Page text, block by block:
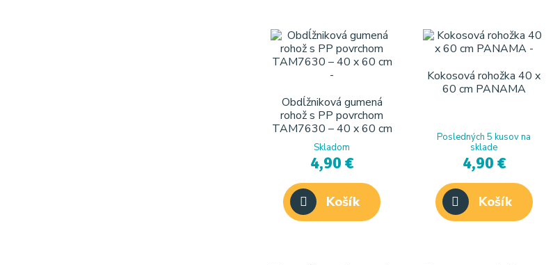
Obdĺžniková gumená
rohož s PP povrchom
TAM7630 – 40 x 60 cm
Skladom
4,90 €
Košík
Kokosová rohožka 40 x
60 cm PANAMA
Posledných 5 kusov na
sklade
4,90 €
Košík